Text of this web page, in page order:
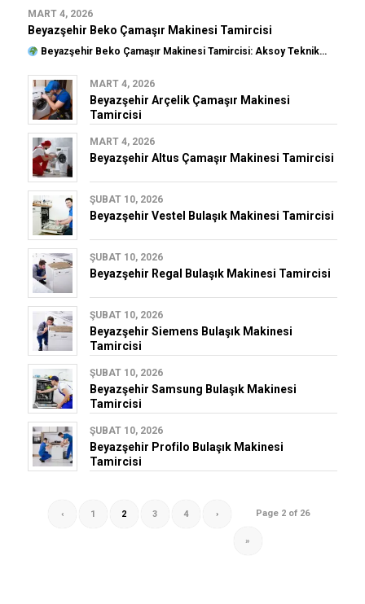
MART 4, 2026
Beyazşehir Beko Çamaşır Makinesi Tamircisi
Beyazşehir Beko Çamaşır Makinesi Tamircisi: Aksoy Teknik…
MART 4, 2026
Beyazşehir Arçelik Çamaşır Makinesi
Tamircisi
MART 4, 2026
Beyazşehir Altus Çamaşır Makinesi Tamircisi
ŞUBAT 10, 2026
Beyazşehir Vestel Bulaşık Makinesi Tamircisi
ŞUBAT 10, 2026
Beyazşehir Regal Bulaşık Makinesi Tamircisi
ŞUBAT 10, 2026
Beyazşehir Siemens Bulaşık Makinesi
Tamircisi
ŞUBAT 10, 2026
Beyazşehir Samsung Bulaşık Makinesi
Tamircisi
ŞUBAT 10, 2026
Beyazşehir Profilo Bulaşık Makinesi
Tamircisi
Page 2 of 26
‹ 1 2 3 4 ›
»